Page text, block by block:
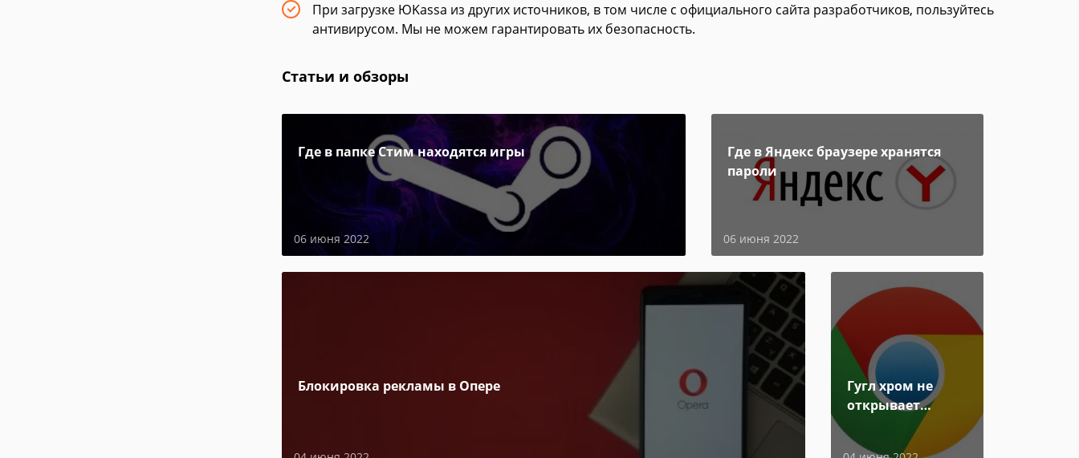
При загрузке ЮKassa из других источников, в том числе с официального сайта разработчиков, пользуйтесь
антивирусом. Мы не можем гарантировать их безопасность.
Статьи и обзоры
Где в папке Стим находятся игры
06 июня 2022
Где в Яндекс браузере хранятся
пароли
06 июня 2022
Блокировка рекламы в Опере
Гугл хром не
открывает